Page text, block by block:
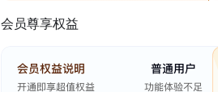
会员尊享权益